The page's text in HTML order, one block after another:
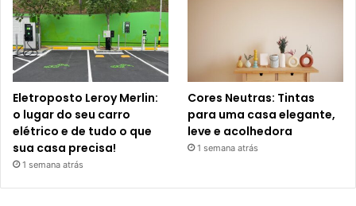
Eletroposto Leroy Merlin:
o lugar do seu carro
elétrico e de tudo o que
sua casa precisa!
1 semana atrás
Cores Neutras: Tintas
para uma casa elegante,
leve e acolhedora
1 semana atrás